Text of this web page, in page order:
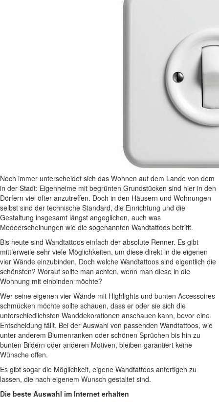
Noch immer unterscheidet sich das Wohnen auf dem Lande von dem
in der Stadt: Eigenheime mit begrünten Grundstücken sind hier in den
Dörfern viel öfter anzutreffen. Doch in den Häusern und Wohnungen
selbst sind der technische Standard, die Einrichtung und die
Gestaltung insgesamt längst angeglichen, auch was
Modeerscheinungen wie die sogenannten Wandtattoos betrifft.
Bis heute sind Wandtattoos einfach der absolute Renner. Es gibt
mittlerweile sehr viele Möglichkeiten, um diese direkt in die eigenen
vier Wände einzubinden. Doch welche Wandtattoos sind eigentlich die
schönsten? Worauf sollte man achten, wenn man diese in die
Wohnung mit einbinden möchte?
Wer seine eigenen vier Wände mit Highlights und bunten Accessoires
schmücken möchte sollte schauen, dass er oder sie sich die
unterschiedlichsten Wanddekorationen anschauen kann, bevor eine
Entscheidung fällt. Bei der Auswahl von passenden Wandtattoos, wie
unter anderem Blumenranken oder schönen Sprüchen bis hin zu
bunten Bildern oder anderen Motiven, bleiben garantiert keine
Wünsche offen.
Es gibt sogar die Möglichkeit, eigene Wandtattoos anfertigen zu
lassen, die nach eigenem Wunsch gestaltet sind.
Die beste Auswahl im Internet erhalten